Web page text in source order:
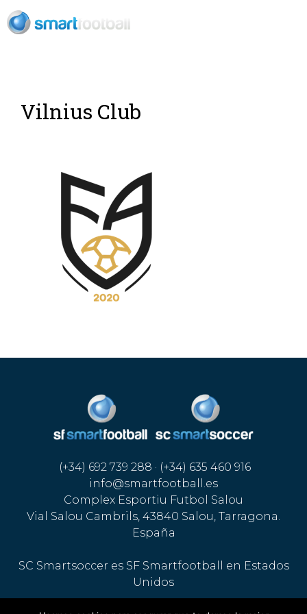
Vilnius Club
(+34) 692 739 288 · (+34) 635 460 916
info@smartfootball.es
Complex Esportiu Futbol Salou
Vial Salou Cambrils, 43840 Salou, Tarragona.
España
SC Smartsoccer es SF Smartfootball en Estados
Unidos